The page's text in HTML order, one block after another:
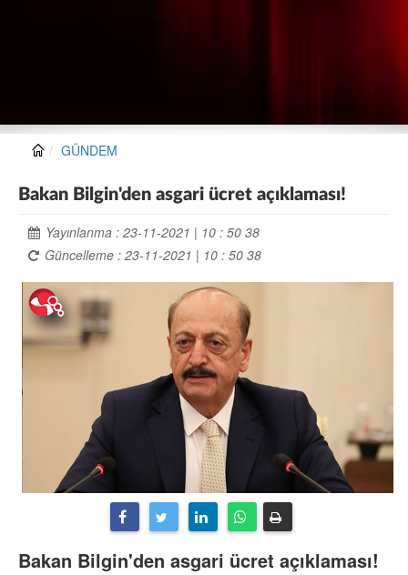
GÜNDEM
Bakan Bilgin'den asgari ücret açıklaması!
Yayınlanma : 23-11-2021 | 10 : 50 38
Güncelleme : 23-11-2021 | 10 : 50 38
Bakan Bilgin'den asgari ücret açıklaması!